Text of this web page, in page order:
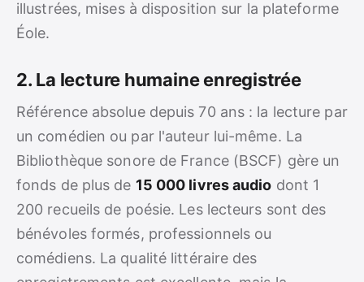
illustrées, mises à disposition sur la plateforme
Éole.
2. La lecture humaine enregistrée
Référence absolue depuis 70 ans : la lecture par
un comédien ou par l'auteur lui-même. La
Bibliothèque sonore de France (BSCF) gère un
fonds de plus de 15 000 livres audio dont 1
200 recueils de poésie. Les lecteurs sont des
bénévoles formés, professionnels ou
comédiens. La qualité littéraire des